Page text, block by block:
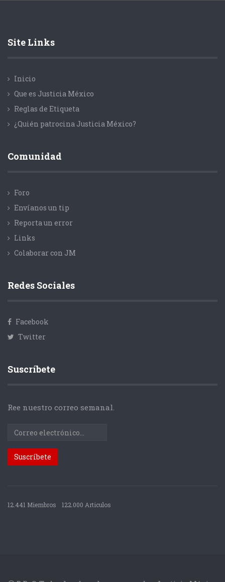
Site Links
Inicio
Que es Justicia México
Reglas de Etiqueta
¿Quién patrocina Justicia México?
Comunidad
Foro
Envíanos un tip
Reporta un error
Links
Colaborar con JM
Redes Sociales
Facebook
Twitter
Suscríbete
Ree nuestro correo semanal.
12.441 Miembros 122.000 Articulos